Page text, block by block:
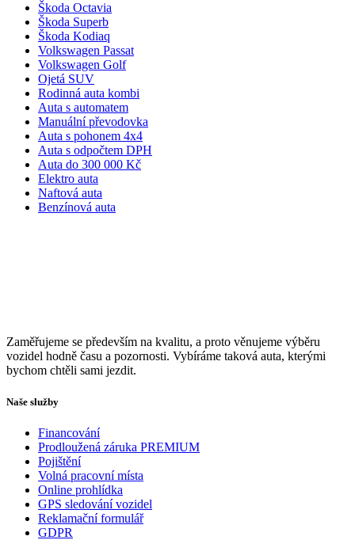
Škoda Octavia
Škoda Superb
Škoda Kodiaq
Volkswagen Passat
Volkswagen Golf
Ojetá SUV
Rodinná auta kombi
Auta s automatem
Manuální převodovka
Auta s pohonem 4x4
Auta s odpočtem DPH
Auta do 300 000 Kč
Elektro auta
Naftová auta
Benzínová auta
Zaměřujeme se především na kvalitu, a proto věnujeme výběru
vozidel hodně času a pozornosti. Vybíráme taková auta, kterými
bychom chtěli sami jezdit.
Naše služby
Financování
Prodloužená záruka PREMIUM
Pojištění
Volná pracovní místa
Online prohlídka
GPS sledování vozidel
Reklamační formulář
GDPR